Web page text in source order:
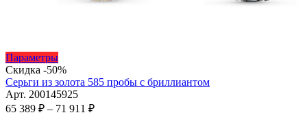
ПараметрыЭтот
товар
имеет
несколько
вариаций.
Скидка -50%
Серьги из золота 585 пробы с бриллиантом
Арт. 200145925
65 389 ₽ – 71 911 ₽Диапазон